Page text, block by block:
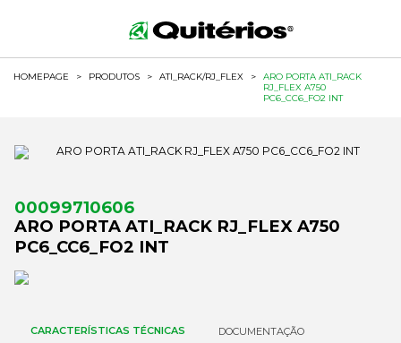
HOMEPAGE > PRODUTOS > ATI_RACK/RJ_FLEX >
ARO PORTA ATI_RACK
RJ_FLEX A750
PC6_CC6_FO2 INT
00099710606
ARO PORTA ATI_RACK RJ_FLEX A750
PC6_CC6_FO2 INT
CARACTERÍSTICAS TÉCNICAS DOCUMENTAÇÃO